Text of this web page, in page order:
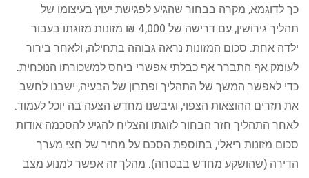
כך לדוגמא, מקרה בבחור שהגיע לפגישת יעוץ בעיצומו של
תהליך גירושין, עם דרישה של 4,000 ₪ מזונות מזוגתו בעבור
ילדה אחת. סכום המזונות נראה גבוהה בתחילה, ולאחר בירור
לעומק אף התברר אף כבלתי אפשרי ביחס למשכורתו הנוכחית.
כדי לאפשר המשך של התהליך ופתרון של הבעיה, ישבנו לחשב
את תזרים ההוצאות הצפוי, וגיבשנו מחדש הצעה בה יוכל לעמוד.
לאחר התהליך חזר הבחור לזוגתו והצליח להגיע להסכמה אודות
סכום מזונות ריאלי, בתוספת הסכם על מחיר של חצי מערך
הדירה (שהושקע מחדש בבטחה). מהלך זה אפשר למנוע מצב